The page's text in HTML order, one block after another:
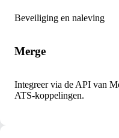
Beveiliging en naleving
Merge
Integreer via de API van
ATS-koppelingen.